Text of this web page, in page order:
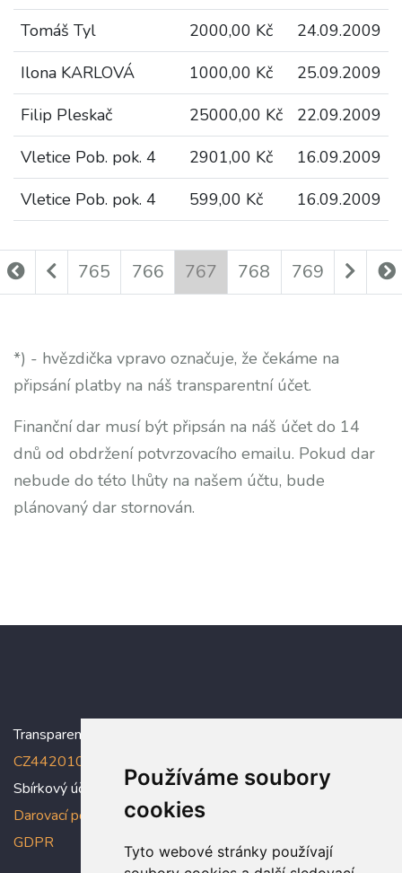
Používáme soubory
cookies
Tyto webové stránky používají
Tomáš Tyl
2000,00 Kč
24.09.2009
Ilona KARLOVÁ
1000,00 Kč
25.09.2009
Filip Pleskač
25000,00 Kč
22.09.2009
Vletice Pob. pok. 4
2901,00 Kč
16.09.2009
Vletice Pob. pok. 4
599,00 Kč 16.09.2009
765 766 767 768 769
*) - hvězdička vpravo označuje, že čekáme na
připsání platby na náš transparentní účet.
Finanční dar musí být připsán na náš účet do 14
dnů od obdržení potvrzovacího emailu. Pokud dar
nebude do této lhůty na našem účtu, bude
plánovaný dar stornován.
Transparentní účet:
CZ4420100000005005005006
Sbírkový účet: 5005005022/2010
Darovací podmínky,Prohlášení o ochraně osobních údajů dle
GDPR